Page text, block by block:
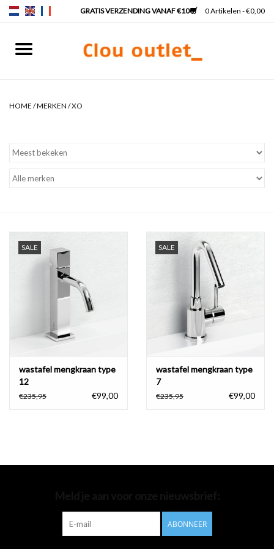
0 Artikelen - €0,00
Spiegels
Spiegelverlichting
Badkamer accessoires
Ligbaden
Toiletten
HOME /MERKEN /XO
SALE
wastafel mengkraan type
12
€235,95 €99,00
SALE
wastafel mengkraan type
7
€235,95 €99,00
ABONNEER